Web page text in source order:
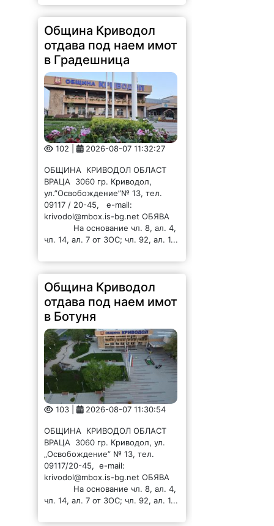
Община Криводол
отдава под наем имот
в Градешница
102 | 2026-08-07 11:32:27
ОБЩИНА КРИВОДОЛ ОБЛАСТ
ВРАЦА 3060 гр. Криводол,
ул.”Освобождение”№ 13, тел.
09117 / 20-45, e-mail:
krivodol@mbox.is-bg.net ОБЯВА
На основание чл. 8, ал. 4,
чл. 14, ал. 7 от ЗОС; чл. 92, ал. 1...
Община Криводол
отдава под наем имот
в Ботуня
103 | 2026-08-07 11:30:54
ОБЩИНА КРИВОДОЛ ОБЛАСТ
ВРАЦА 3060 гр. Криводол, ул.
„Освобождение” № 13, тел.
09117/20-45, e-mail:
krivodol@mbox.is-bg.net ОБЯВА
На основание чл. 8, ал. 4,
чл. 14, ал. 7 от ЗОС; чл. 92, ал. 1...